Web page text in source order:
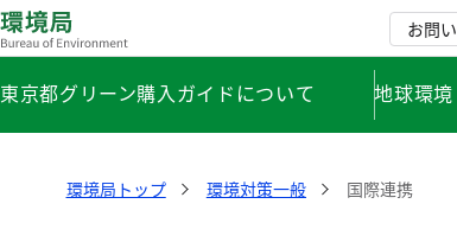
お問
東京都グリーン購入ガイドについて 地球環
環境局トップ 環境対策一般 国際連携